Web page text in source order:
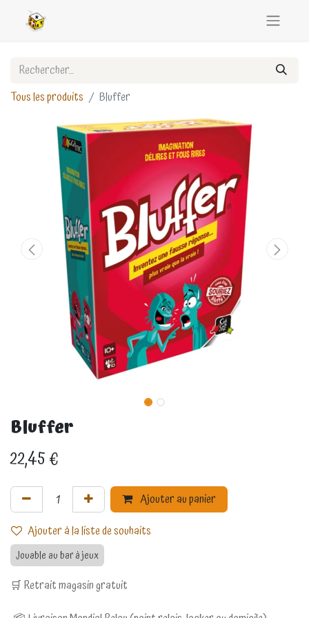
Tous les produits Bluffer
Bluffer
22,45€
Ajouter au panier
Ajouter à la liste de souhaits
Jouable au bar à jeux
🛒 Retrait magasin gratuit